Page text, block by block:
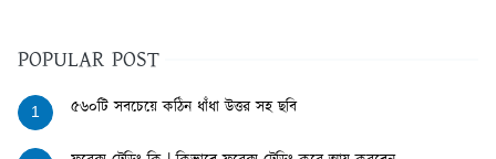
POPULAR POST
1 ৫৬০টি সবচেয়ে কঠিন ধাঁধা উত্তর সহ ছবি